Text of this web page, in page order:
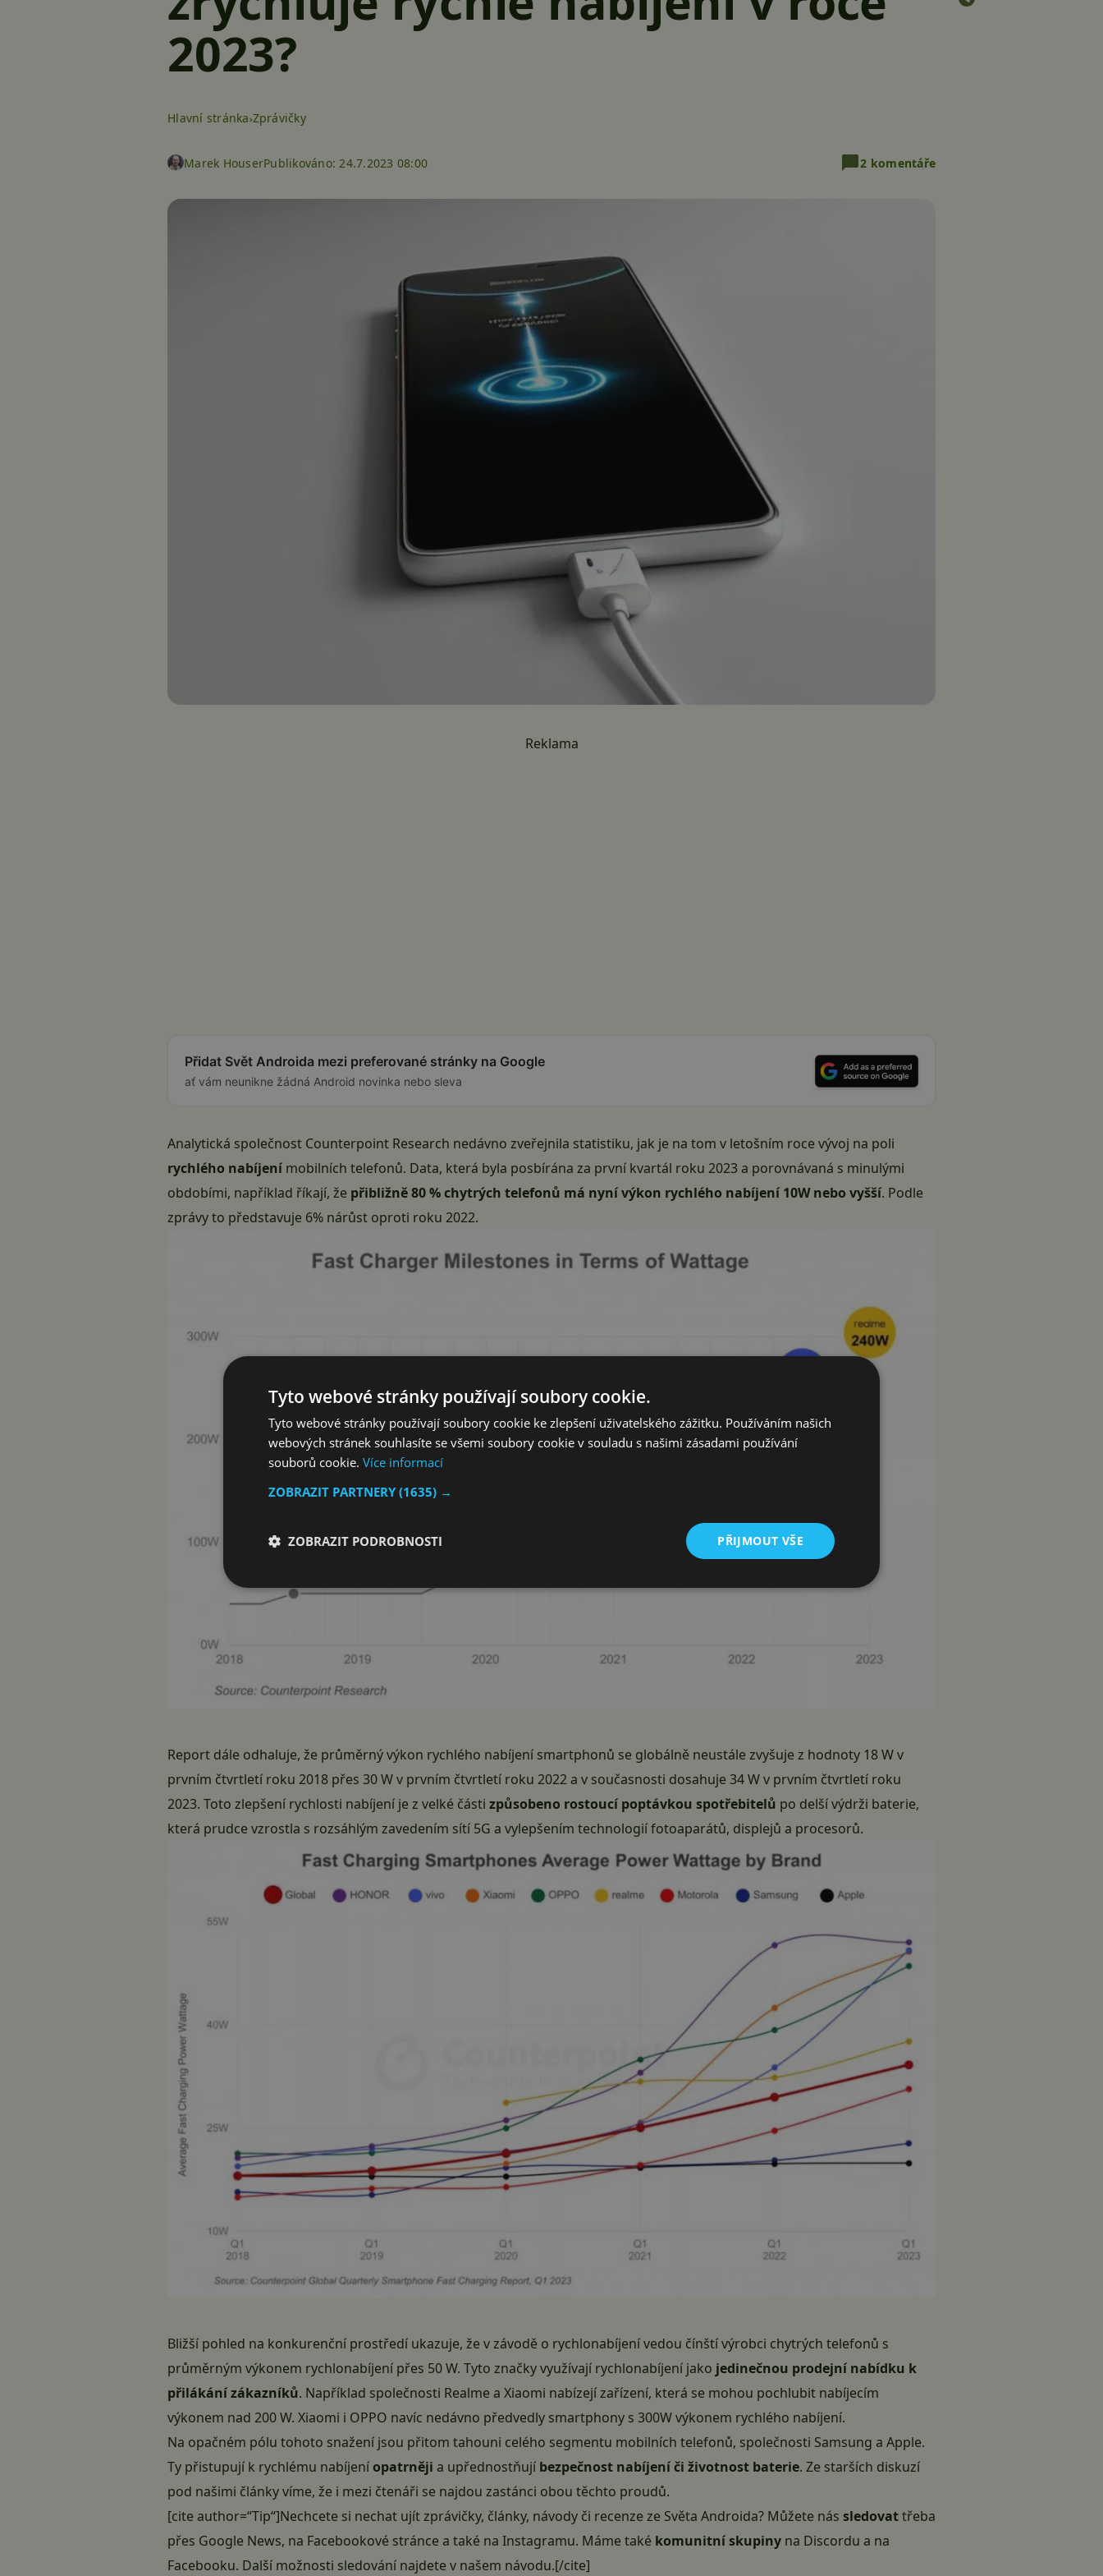
2023?
Hlavní stránka Zprávičky
Marek HouserPublikováno: 24.7.2023 08:00 2 komentáře
Reklama
Přidat Svět Androida mezi preferované stránky na Google
ať vám neunikne žádná Android novinka nebo sleva
Analytická společnost Counterpoint Research nedávno zveřejnila statistiku, jak je na tom v letošním roce vývoj na poli
rychlého nabíjenímobilních telefonů. Data, která byla posbírána za první kvartál roku 2023 a porovnávaná s minulými
obdobími, například říkají, že přibližně 80 % chytrých telefonů má nyní výkon rychlého nabíjení 10W nebo vyšší. Podle
zprávy to představuje 6% nárůst oproti roku 2022.
Report dále odhaluje, že průměrný výkon rychlého nabíjení smartphonů se globálně neustále zvyšuje z hodnoty 18 W v
prvním čtvrtletí roku 2018 přes 30 W v prvním čtvrtletí roku 2022 a v současnosti dosahuje 34 W v prvním čtvrtletí roku
2023. Toto zlepšení rychlosti nabíjení je z velké části způsobeno rostoucí poptávkou spotřebitelů po delší výdrži baterie,
která prudce vzrostla s rozsáhlým zavedením sítí 5G a vylepšením technologií fotoaparátů, displejů a procesorů.
Bližší pohled na konkurenční prostředí ukazuje, že v závodě o rychlonabíjení vedou čínští výrobci chytrých telefonů s
průměrným výkonem rychlonabíjení přes 50 W. Tyto značky využívají rychlonabíjení jako jedinečnou prodejní nabídku k
přilákání zákazníků. Například společnosti Realme a Xiaomi nabízejí zařízení, která se mohou pochlubit nabíjecím
výkonem nad 200 W. Xiaomi i OPPO navíc nedávno předvedly smartphony s 300W výkonem rychlého nabíjení.
Na opačném pólu tohoto snažení jsou přitom tahouni celého segmentu mobilních telefonů, společnosti Samsung a Apple.
Ty přistupují k rychlému nabíjeníopatrněji a upřednostňují bezpečnost nabíjení či životnost baterie. Ze starších diskuzí
pod našimi články víme, že i mezi čtenáři se najdou zastánci obou těchto proudů.
[cite author=“Tip“]Nechcete si nechat ujít zprávičky, články, návody či recenze ze Světa Androida? Můžete nás sledovattřeba
přes Google News, na Facebookové stráncea také na Instagramu. Máme také komunitní skupiny na Discordu a na
Facebooku. Další možnosti sledování najdete v našem návodu.[/cite]
Tyto webové stránky používají soubory cookie.
Tyto webové stránky používají soubory cookie ke zlepšení uživatelského zážitku. Používáním našich
webových stránek souhlasíte se všemi soubory cookie v souladu s našimi zásadami používání
souborů cookie. Více informací
ZOBRAZIT PARTNERY(1635) →
PŘIJMOUT VŠE
ZOBRAZIT PODROBNOSTI